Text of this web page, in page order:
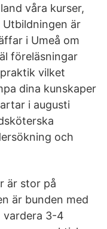
våra kurser,
är
i Umeå om
föreläsningar
vilket
dina kunskaper
i augusti
och
är stor på
är bunden med
3-4